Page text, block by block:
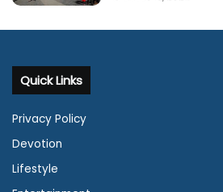
Quick Links
Privacy Policy
Devotion
Lifestyle